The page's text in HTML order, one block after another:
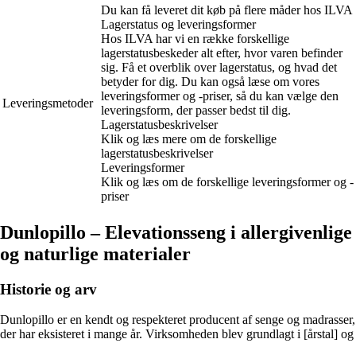
Leveringsmetoder
Du kan få leveret dit køb på flere måder hos ILVA
Lagerstatus og leveringsformer
Hos ILVA har vi en række forskellige
lagerstatusbeskeder alt efter, hvor varen befinder
sig. Få et overblik over lagerstatus, og hvad det
betyder for dig. Du kan også læse om vores
leveringsformer og -priser, så du kan vælge den
leveringsform, der passer bedst til dig.
Lagerstatusbeskrivelser
Klik og læs mere om de forskellige
lagerstatusbeskrivelser
Leveringsformer
Klik og læs om de forskellige leveringsformer og -
priser
Dunlopillo – Elevationsseng i allergivenlige
og naturlige materialer
Historie og arv
Dunlopillo er en kendt og respekteret producent af senge og madrasser,
der har eksisteret i mange år. Virksomheden blev grundlagt i [årstal] og